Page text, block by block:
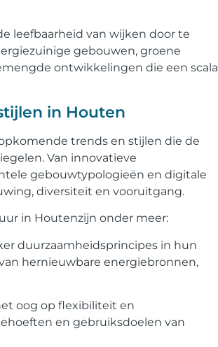
leefbaarheid van wijken door te
gebouwen, groene
ontwikkelingen die een scala
in Houten
trends en stijlen die de
Van innovatieve
gebouwtypologieën en digitale
diversiteit en vooruitgang.
in Houtenzijn onder meer:
duurzaamheidsprincipes in hun
hernieuwbare energiebronnen,
oog op flexibiliteit en
en gebruiksdoelen van